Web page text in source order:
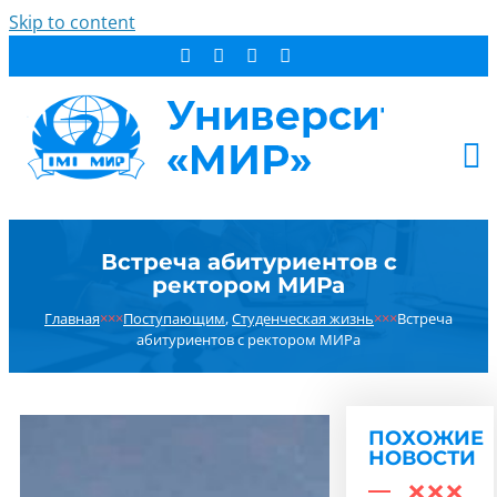
Skip to content
СТУДЕНТУ
ДОПОБРАЗОВАНИЕ
ОБ УНИВЕРСИТЕТЕ
НОВОСТИ
Встреча абитуриентов с
ректором МИРа
Главная×××Поступающим,Студенческая жизнь×××Встреча
абитуриентов с ректором МИРа
ПОХОЖИЕ
НОВОСТИ